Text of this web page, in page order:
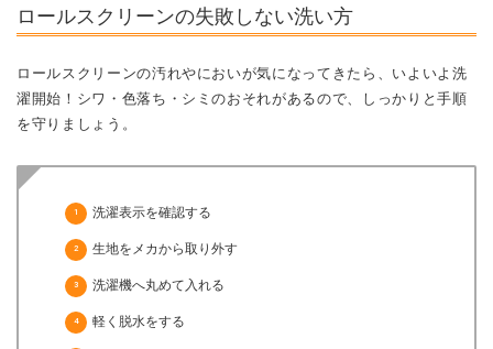
ロールスクリーンの失敗しない洗い方
ロールスクリーンの汚れやにおいが気になってきたら、いよいよ洗
濯開始！シワ・色落ち・シミのおそれがあるので、しっかりと手順
を守りましょう。
洗濯表示を確認する
生地をメカから取り外す
洗濯機へ丸めて入れる
軽く脱水をする